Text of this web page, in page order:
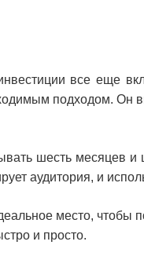
все еще
подходом. Он
шесть месяцев
аудитория, и
место, чтобы
и просто.